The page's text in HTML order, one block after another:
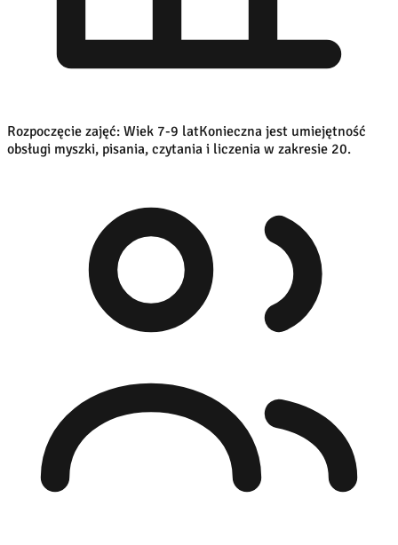
Rozpoczęcie zajęć: Wiek 7-9 latKonieczna jest umiejętność
obsługi myszki, pisania, czytania i liczenia w zakresie 20.